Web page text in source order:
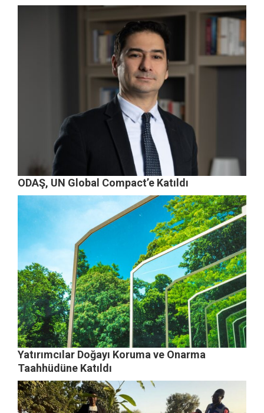
ODAŞ, UN Global Compact’e Katıldı
Yatırımcılar Doğayı Koruma ve Onarma
Taahhüdüne Katıldı